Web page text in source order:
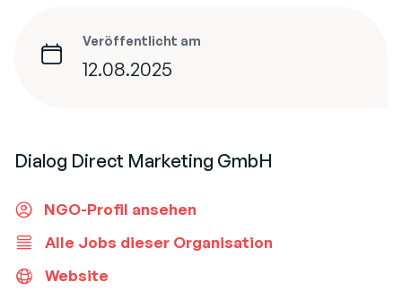
Veröffentlicht am
12.08.2025
Dialog Direct Marketing GmbH
NGO-Profil ansehen
Alle Jobs dieser Organisation
Website